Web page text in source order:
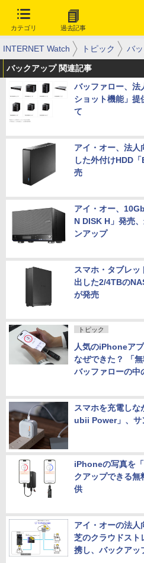
カテゴリ 過去記事
INTERNET Watch トピック バ
バックアップ 関連記事
バッファロー、法
ショット機能」提
て
アイ・オー、法人
した外付けHDD
売
アイ・オー、
N DISK H」発売
ンアップ
スマホ・タブレッ
出した2/4TBの
が発売
トピック
人気のiPhoneア
なぜできた？ 「
バッファローの中
スマホを充電し
ubii Power」、サ
iPhoneの写真を
クアップできる無
供
アイ・オーの法
芝のクラウドス
携し、バックアッ